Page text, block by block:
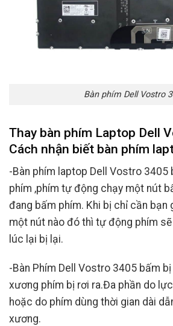
Bàn phím Dell Vostro
Thay bàn phím Laptop Dell
Cách nhận biết bàn phím
-Bàn phím laptop Dell Vostro 3405
phím ,phím tự động chạy một nút
đang bấm phím. Khi bị chỉ cần bạn
một nút nào đó thì tự động phím
lúc lại bị lại.
-Bàn Phím Dell Vostro 3405 bấm
xương phím bị rơi ra.Đa phần do
hoặc do phím dùng thời gian dài
xương.